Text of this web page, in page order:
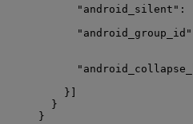
"android_silent" :
"android_group_id"
}]
}
}